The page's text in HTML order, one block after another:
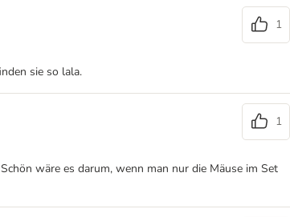
1
sie so lala.
1
wäre es darum, wenn man nur die Mäuse im Set